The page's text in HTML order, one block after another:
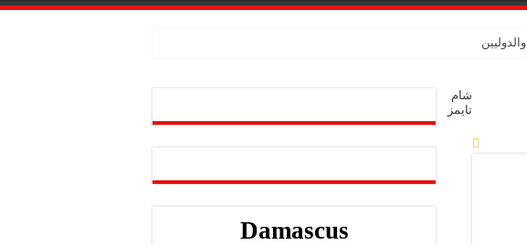
Damascus
شام
تايمز